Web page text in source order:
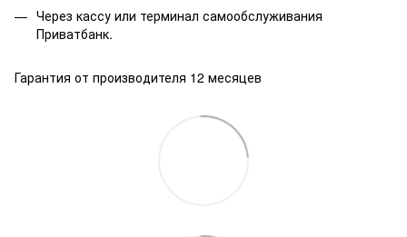
Через кассу или терминал самообслуживания
Приватбанк.
Гарантия от производителя 12 месяцев